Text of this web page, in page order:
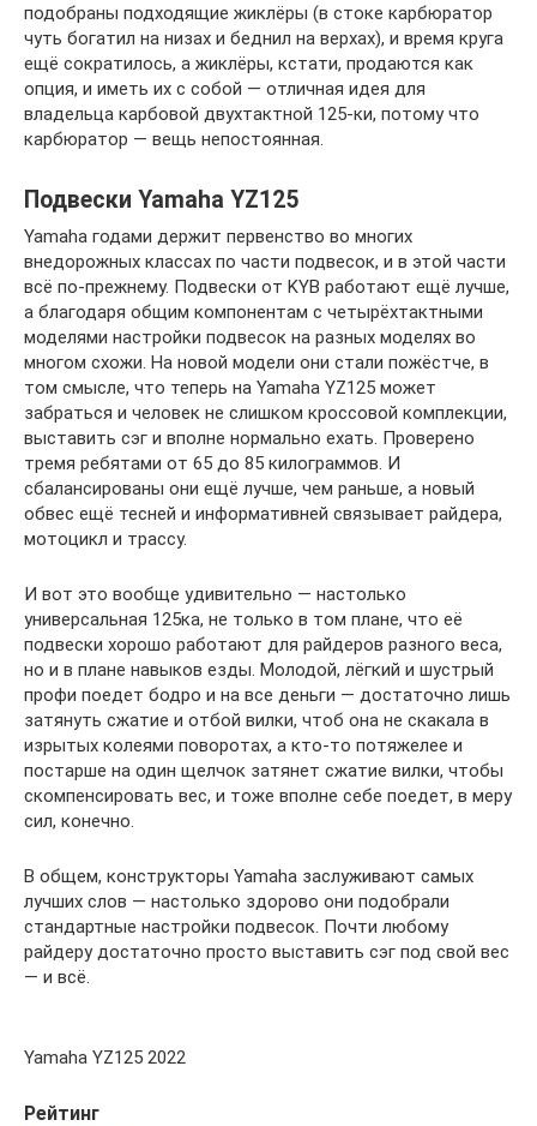
подобраны подходящие жиклёры (в стоке карбюратор
чуть богатил на низах и беднил на верхах), и время круга
ещё сократилось, а жиклёры, кстати, продаются как
опция, и иметь их с собой — отличная идея для
владельца карбовой двухтактной 125-ки, потому что
карбюратор — вещь непостоянная.
Подвески Yamaha YZ125
Yamaha годами держит первенство во многих
внедорожных классах по части подвесок, и в этой части
всё по-прежнему. Подвески от KYB работают ещё лучше,
а благодаря общим компонентам с четырёхтактными
моделями настройки подвесок на разных моделях во
многом схожи. На новой модели они стали пожёстче, в
том смысле, что теперь на Yamaha YZ125 может
забраться и человек не слишком кроссовой комплекции,
выставить сэг и вполне нормально ехать. Проверено
тремя ребятами от 65 до 85 килограммов. И
сбалансированы они ещё лучше, чем раньше, а новый
обвес ещё тесней и информативней связывает райдера,
мотоцикл и трассу.
И вот это вообще удивительно — настолько
универсальная 125ка, не только в том плане, что её
подвески хорошо работают для райдеров разного веса,
но и в плане навыков езды. Молодой, лёгкий и шустрый
профи поедет бодро и на все деньги — достаточно лишь
затянуть сжатие и отбой вилки, чтоб она не скакала в
изрытых колеями поворотах, а кто-то потяжелее и
постарше на один щелчок затянет сжатие вилки, чтобы
скомпенсировать вес, и тоже вполне себе поедет, в меру
сил, конечно.
В общем, конструкторы Yamaha заслуживают самых
лучших слов — настолько здорово они подобрали
стандартные настройки подвесок. Почти любому
райдеру достаточно просто выставить сэг под свой вес
— и всё.
Yamaha YZ125 2022
Рейтинг